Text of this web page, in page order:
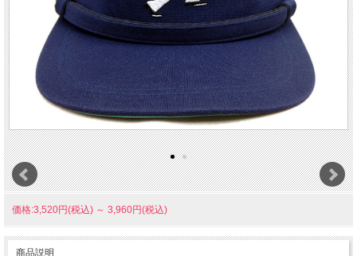
価格:3,520円(税込) ～ 3,960円(税込)
商品説明